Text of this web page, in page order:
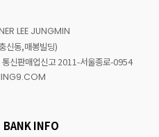
LEE JUNGMIN
신동,매봉빌딩)
신판매업신고 2011-서울종로-0954
BANK INFO